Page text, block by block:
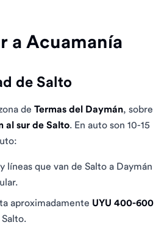
a Acuamanía
de Salto
de Termas del Daymán, sobre
al sur de Salto. En auto son 10-15
líneas que van de Salto a Daymán
aproximadamente UYU 400-600